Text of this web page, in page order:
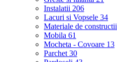
Instalatii 206
Lacuri si Vopsele 34
Materiale de constructii
Mobila 61
Mocheta - Covoare 13
Parchet 30